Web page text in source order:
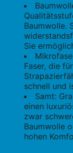
Baumwolle.
Sie
Faser, die
schnell und
Samt:
einen
zwar
Baumwolle
hohen